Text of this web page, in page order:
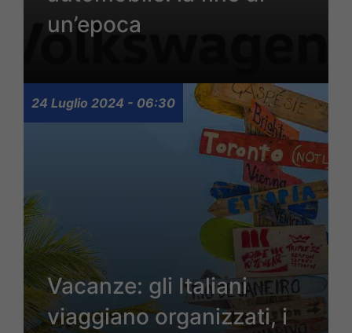
un’epoca
24 Luglio 2024 - 06:30
Vacanze: gli Italiani
viaggiano organizzati, i